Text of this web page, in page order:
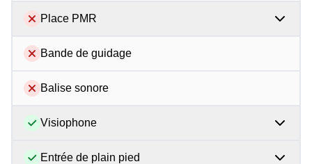
Place PMR
Bande de guidage
Balise sonore
Visiophone
Entrée de plain pied